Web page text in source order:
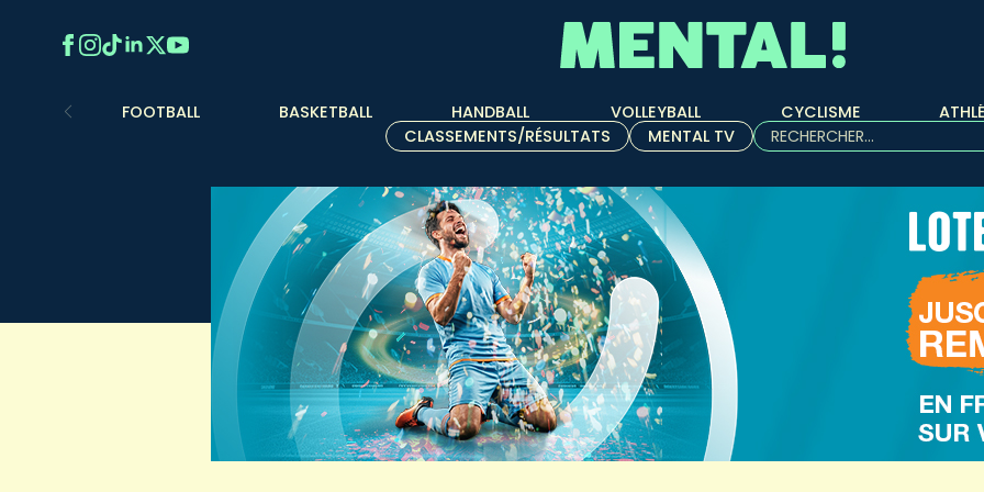
FOOTBALL BASKETBALL HANDBALL VOLLEYBALL CYCLISME
CLASSEMENTS/RÉSULTATS
MENTAL TV
Rechercher :